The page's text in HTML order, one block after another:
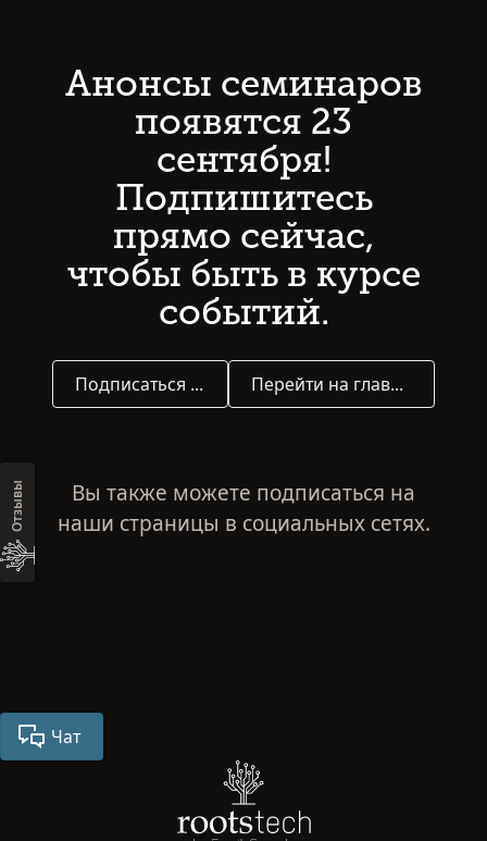
Анонсы семинаров
появятся 23
сентября!
Подпишитесь
прямо сейчас,
чтобы быть в курсе
событий.
Подписаться на новости Перейти на главную страницу
Вы также можете подписаться на
наши страницы в социальных сетях.
Чат
Отзывы